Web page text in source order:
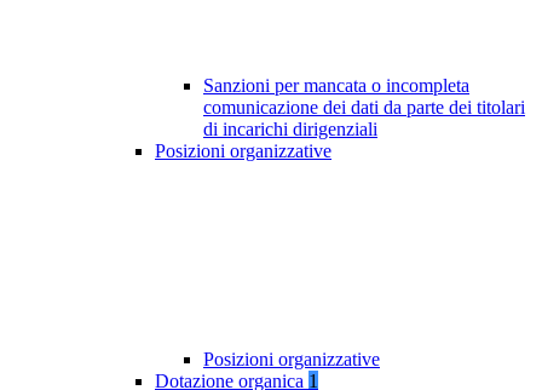
Sanzioni per mancata o incompleta
comunicazione dei dati da parte dei titolari
di incarichi dirigenziali
Posizioni organizzative
Posizioni organizzative
Dotazione organica 1